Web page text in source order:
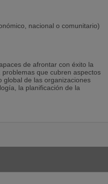
nacional o comunitario)
de afrontar con éxito la
que cubren aspectos
global de las organizaciones
la planificación de la
de gran interés para las
debe, por tanto, tener una